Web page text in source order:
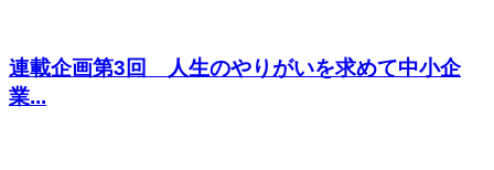
連載企画第3回 人生のやりがいを求めて中小企
業...